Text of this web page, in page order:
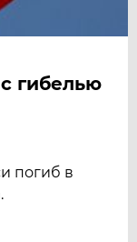
гибелью
погиб в